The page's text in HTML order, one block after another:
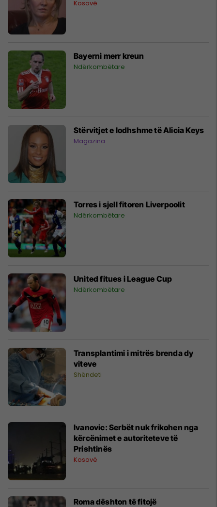
Kosovë
Bayerni merr kreun
Ndërkombëtare
Stërvitjet e lodhshme të Alicia Keys
Magazina
Torres i sjell fitoren Liverpoolit
Ndërkombëtare
United fitues i League Cup
Ndërkombëtare
Transplantimi i mitrës brenda dy
viteve
Shëndeti
Ivanovic: Serbët nuk frikohen nga
kërcënimet e autoriteteve të
Prishtinës
Kosovë
Roma dështon të fitojë